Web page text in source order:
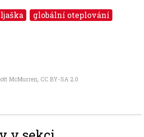
globální oteplování
McMurren CC BY-SA 2.0